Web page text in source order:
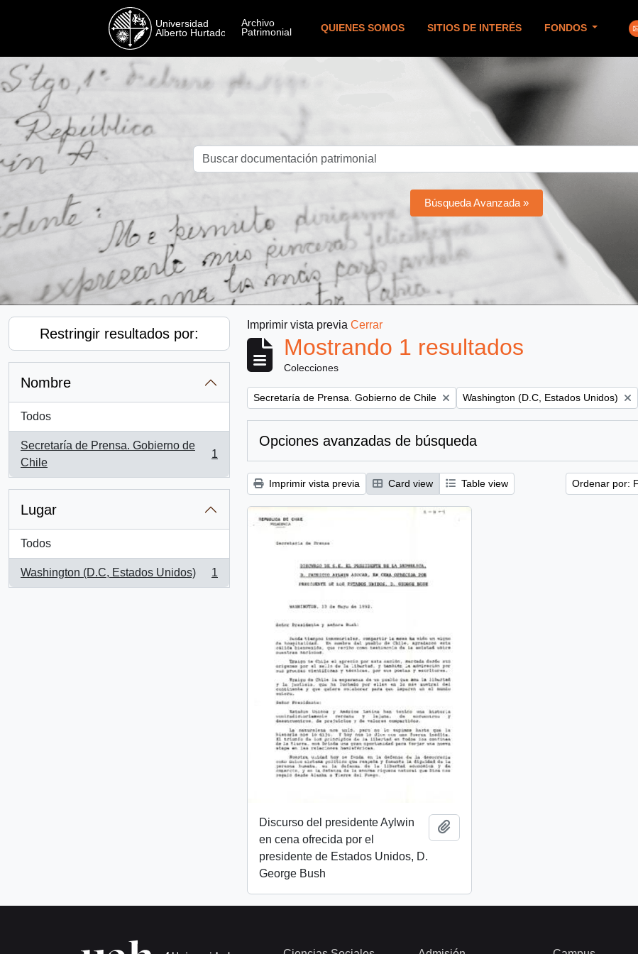
QUIENES SOMOS SITIOS DE INTERÉS FONDOS
Búsqueda Avanzada »
Restringir resultados por:
Nombre
Todos
Secretaría de Prensa. Gobierno de
Chile
, 1 resultados
1
Lugar
Todos
Washington (D.C, Estados Unidos)
, 1 resultados
1
Imprimir vista previa Cerrar
Mostrando 1 resultados
Colecciones
Remove filter:
Secretaría de Prensa. Gobierno de Chile Remove filter:
Washington (D.C, Estados Unidos)
Opciones avanzadas de búsqueda
Imprimir vista previa Card view Table view Ordenar por:
Discurso del presidente Aylwin
en cena ofrecida por el
presidente de Estados Unidos, D.
George Bush